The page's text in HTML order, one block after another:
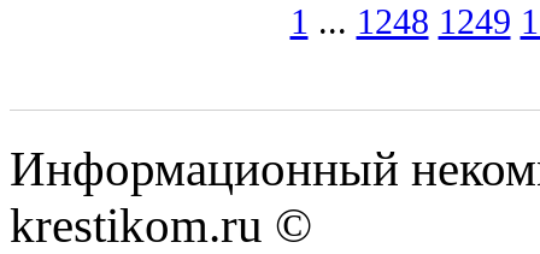
1 ... 1248 1249
Информационный
krestikom.ru ©